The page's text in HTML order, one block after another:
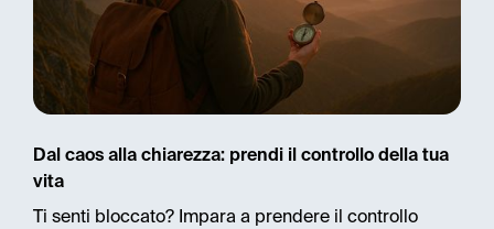
Dal caos alla chiarezza: prendi il controllo della tua
vita
Ti senti bloccato? Impara a prendere il controllo